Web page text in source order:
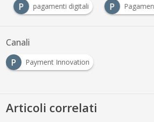
P pagamenti digitali P
Canali
P
Payment Innovation
Articoli correlati